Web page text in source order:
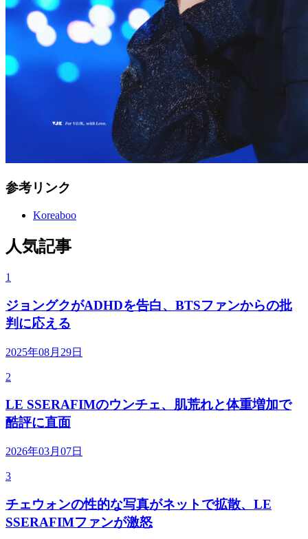
参考リンク
Koreaboo
人気記事
1
ジョングクがADHDを告白、BTSファンからの批
判に応える
2025年08月29日
2
LE SSERAFIMのウンチェ、肌荒れと体重増加で
酷評に直面
2026年03月07日
3
チェウォンの性的な写真がネットで拡散、LE
SSERAFIMファンが激怒